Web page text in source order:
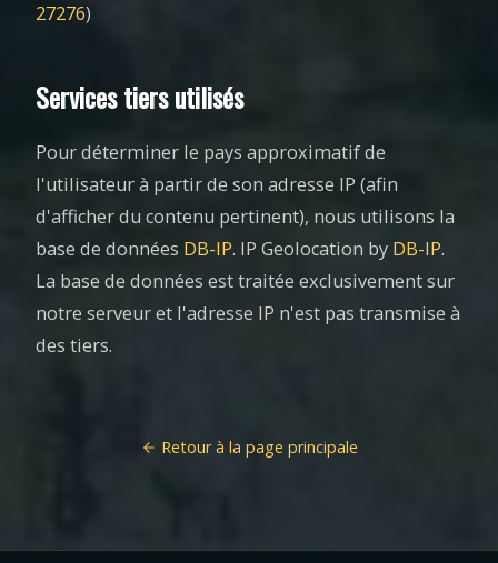
27276)
Services tiers utilisés
Pour déterminer le pays approximatif de
l'utilisateur à partir de son adresse IP (afin
d'afficher du contenu pertinent), nous utilisons la
base de données DB-IP. IP Geolocation by DB-IP.
La base de données est traitée exclusivement sur
notre serveur et l'adresse IP n'est pas transmise à
des tiers.
Retour à la page principale